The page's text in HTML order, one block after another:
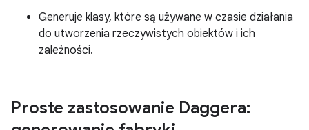
Generuje klasy, które są używane w czasie działania
do utworzenia rzeczywistych obiektów i ich
zależności.
Proste zastosowanie Daggera: